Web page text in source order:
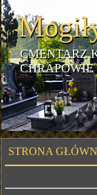
CMENTARZ
CHRAPOWIE
STRONA